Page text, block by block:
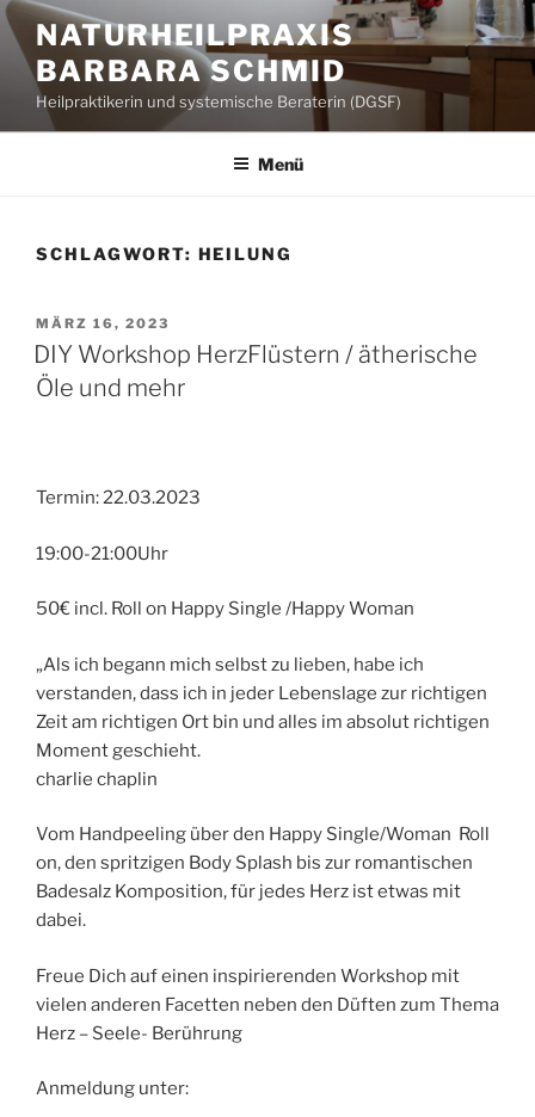
Zum
Inhalt
springen
NATURHEILPRAXIS
BARBARA SCHMID
Heilpraktikerin und systemische Beraterin (DGSF)
Menü
SCHLAGWORT: HEILUNG
VERÖFFENTLICHT
AM
MÄRZ 16, 2023
DIY Workshop HerzFlüstern / ätherische
Öle und mehr
Termin: 22.03.2023
19:00-21:00Uhr
50€ incl. Roll on Happy Single /Happy Woman
„Als ich begann mich selbst zu lieben, habe ich
verstanden, dass ich in jeder Lebenslage zur richtigen
Zeit am richtigen Ort bin und alles im absolut richtigen
Moment geschieht.
charlie chaplin
Vom Handpeeling über den Happy Single/Woman Roll
on, den spritzigen Body Splash bis zur romantischen
Badesalz Komposition, für jedes Herz ist etwas mit
dabei.
Freue Dich auf einen inspirierenden Workshop mit
vielen anderen Facetten neben den Düften zum Thema
Herz – Seele- Berührung
Anmeldung unter: